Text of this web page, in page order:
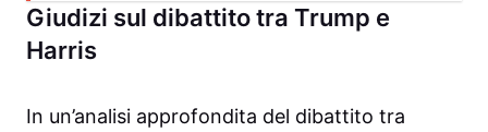
Giudizi sul dibattito tra Trump e
Harris
In un’analisi approfondita del dibattito tra